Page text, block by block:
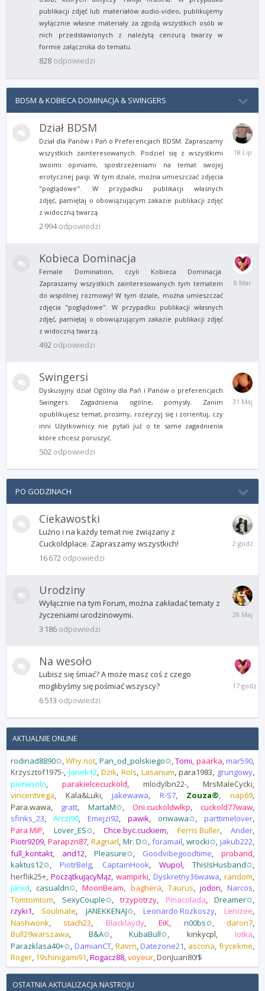
publikacji zdjęć lub materiałów audio-video, publikujemy
wyłącznie własne materiały za zgodą wszystkich osób w
nich przedstawionych z należytą cenzurą twarzy w
formie załącznika do tematu.
828 odpowiedzi
BDSM & KOBIECA DOMINACJA & SWINGERS
Dział BDSM
Dział dla Panów i Pań o Preferencjach BDSM. Zapraszamy
wszystkich zainteresowanych. Podziel się z wszystkimi
swoimi opiniami, spostrzeżeniami na temat swojej
erotycznej pasji. W tym dziale, można umieszczać zdjęcia
"poglądowe". W przypadku publikacji własnych
zdjęć, pamiętaj o obowiązującym zakazie publikacji zdjęć
z widoczną twarzą.
2 994 odpowiedzi
18
Lipca
Kobieca Dominacja
Female Domination, czyli Kobieca Dominacja.
Zapraszamy wszystkich zainteresowanych tym tematem
do wspólnej rozmowy! W tym dziale, można umieszczać
zdjęcia "poglądowe". W przypadku publikacji własnych
zdjęć, pamiętaj o obowiązującym zakazie publikacji zdjęć
z widoczną twarzą.
492 odpowiedzi
8
Swingersi
Dyskusyjny dział Ogólny dla Pań i Panów o preferencjach
Swingers. Zagadnienia ogólne, pomysły. Zanim
opublikujesz temat, prosimy, rozejrzyj się i zorientuj, czy
inni Użytkownicy nie pytali już o te same zagadnienia
które chcesz poruszyć.
502 odpowiedzi
31
PO GODZINACH
Ciekawostki
Luźno i na każdy temat nie związany z
Cuckoldplace. Zapraszamy wszystkich!
16 672 odpowiedzi
2
godziny
Urodziny
Wyłącznie na tym Forum, można zakładać tematy z
życzeniami urodzinowymi.
3 186 odpowiedzi
28
Na wesoło
Lubisz się śmiać? A może masz coś z czego
moglibyśmy się pośmiać wszyscy?
6 513 odpowiedzi
17
godzin
AKTUALNIE ONLINE
rodinad8890✩ Why not Pan_od_polskiego✩ Tomi paarka mar590
Krzysztof1975- Janek12 Dzik Rols Lasanum para1983
grungowy
pierwsolo
parakielcecuckold mlodylbn22-
MrsMaleCycki
vincentvega
Kala&Luki jakewawa R-S7 Zouza®
nap69
Para.wawa
gratt MartaM✩ Oni.cuckoldwlkp
cuckold77waw
sfinks_23
Arczi90 Emejzi92 pawik onwawa✩
parttimelover
Para MiP
Lover_ES✩ Chce.byc.cuckiem Ferris Buller
Ander
Piotr9209 Parapzn87 Ragnarl Mr. D✩ foramail wrocki✩ jakub222
full_kontakt
and12 Pleasure✩ Goodvibegoodtime
proband
kaktus12✩
PiotrBelg CaptainHook Wupol
ThisIsHusband✩
herflik25+ PoczątkującyMąż wampirki Dyskretny36wawa random
Jared
casualdn✩ MoonBeam baghera Taurus jodon
Narcos
Tomtomtom
SexyCouple✩ trzypotrzy Pinacolada
Dreamer✩
rzyki1
Soulmate JANEKKENAJ✩ Leonardo Rozkoszy
Lenizee
Nashwonk
stach23 Blacklaydy EiK n00bs✩
daron7
Bull29warszawa
B&A✩ KubaBull✩ kinkycpl
lotka
Parazklasa40+✩ DamianCT Ravrn Datezone21 ascona frycekme
Roger 19shinigami91 Rogacz88 voyeur DonJuan80!$
OSTATNIA AKTUALIZACJA NASTROJU